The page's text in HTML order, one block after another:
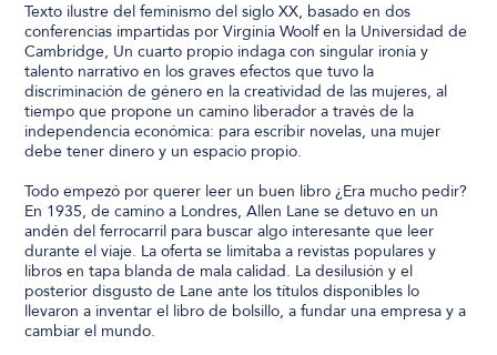
Texto ilustre del feminismo del siglo XX, basado en dos
conferencias impartidas por Virginia Woolf en la Universidad de
Cambridge, Un cuarto propio indaga con singular ironía y
talento narrativo en los graves efectos que tuvo la
discriminación de género en la creatividad de las mujeres, al
tiempo que propone un camino liberador a través de la
independencia económica: para escribir novelas, una mujer
debe tener dinero y un espacio propio.
Todo empezó por querer leer un buen libro ¿Era mucho pedir?
En 1935, de camino a Londres, Allen Lane se detuvo en un
andén del ferrocarril para buscar algo interesante que leer
durante el viaje. La oferta se limitaba a revistas populares y
libros en tapa blanda de mala calidad. La desilusión y el
posterior disgusto de Lane ante los títulos disponibles lo
llevaron a inventar el libro de bolsillo, a fundar una empresa y a
cambiar el mundo.